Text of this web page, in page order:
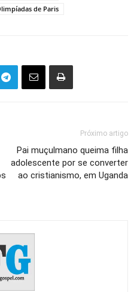
de Paris
Próximo artigo
Pai muçulmano queima filha
adolescente por se converter
ao cristianismo, em Uganda